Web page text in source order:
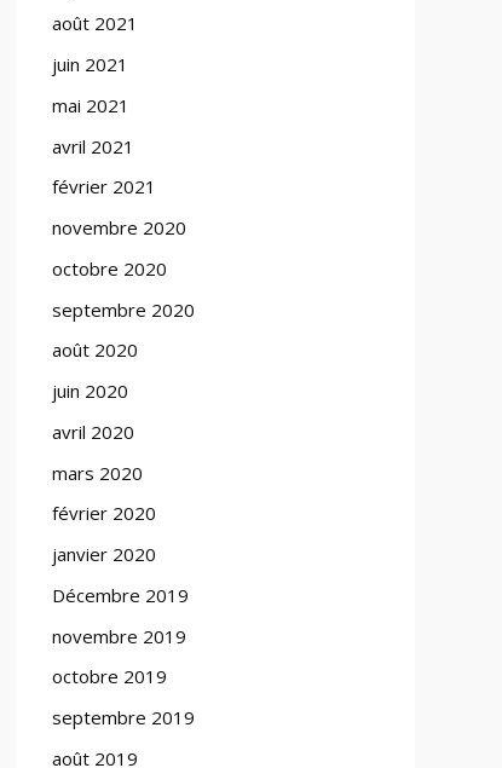
août 2021
juin 2021
mai 2021
avril 2021
février 2021
novembre 2020
octobre 2020
septembre 2020
août 2020
juin 2020
avril 2020
mars 2020
février 2020
janvier 2020
Décembre 2019
novembre 2019
octobre 2019
septembre 2019
août 2019